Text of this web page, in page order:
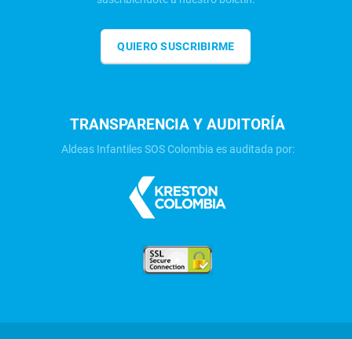
QUIERO SUSCRIBIRME
TRANSPARENCIA Y AUDITORÍA
Aldeas Infantiles SOS Colombia es auditada por: